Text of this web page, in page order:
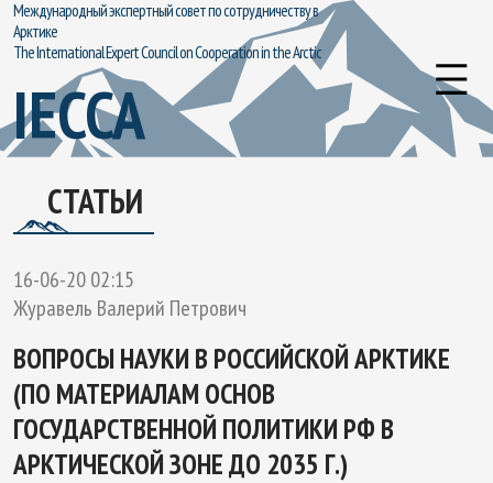
Международный экспертный совет по сотрудничеству в
Арктике
The International Expert Council on Cooperation in the Arctic
IECCA
СТАТЬИ
16-06-20 02:15
Журавель Валерий Петрович
ВОПРОСЫ НАУКИ В РОССИЙСКОЙ АРКТИКЕ
(ПО МАТЕРИАЛАМ ОСНОВ
ГОСУДАРСТВЕННОЙ ПОЛИТИКИ РФ В
АРКТИЧЕСКОЙ ЗОНЕ ДО 2035 Г.)